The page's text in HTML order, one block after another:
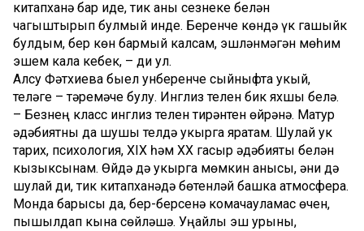
китапханә бар иде, тик аны сезнеке белән
чагыштырып булмый инде. Беренче көндә үк гашыйк
булдым, бер көн бармый калсам, эшләнмәгән мөһим
эшем кала кебек, – ди ул.
Алсу Фәтхиева быел унберенче сыйныфта укый,
теләге – тәрҗемәче булу. Инглиз телен бик яхшы белә.
– Безнең класс инглиз телен тирәнтен өйрәнә. Матур
әдәбиятны да шушы телдә укырга яратам. Шулай ук
тарих, психология, XIX һәм XX гасыр әдәбияты белән
кызыксынам. Өйдә дә укырга мөмкин анысы, әни дә
шулай ди, тик китапханәдә бөтенләй башка атмосфера.
Монда барысы да, бер-берсенә комачауламас өчен,
пышылдап кына сөйләшә. Уңайлы эш урыны,